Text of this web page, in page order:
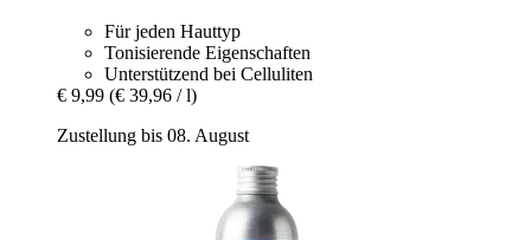
Für jeden Hauttyp
Tonisierende Eigenschaften
Unterstützend bei Celluliten
€ 9,99 (€ 39,96 / l)
Zustellung bis 08. August